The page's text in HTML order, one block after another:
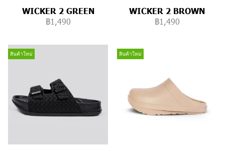
WICKER 2 GREEN
฿1,490
WICKER 2 BROWN
฿1,490
สินค้าใหม่ สินค้าใหม่